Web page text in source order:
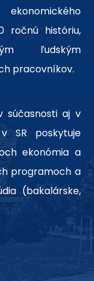
ročnú históriu,
ľudským
pracovníkov.
súčasnosti aj v
SR poskytuje
ekonómia a
programoch a
(bakalárske,